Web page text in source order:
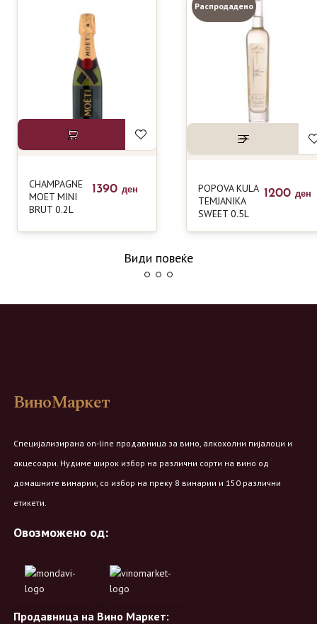
CHAMPAGNE
MOET MINI
BRUT 0.2L
1390 ден
Распродадено
POPOVA KULA
TEMJANIKA
SWEET 0.5L
1200 ден
Види повеќе
ВиноМаркет
Специјализирана on-line продавница за вино, алкохолни пијалоци и
акцесоари. Нудиме широк избор на различни сорти на вино од
домашните винарии, со избор на преку 8 винарии и 150 различни
етикети.
Овозможено од:
Продавница на Вино Маркет: